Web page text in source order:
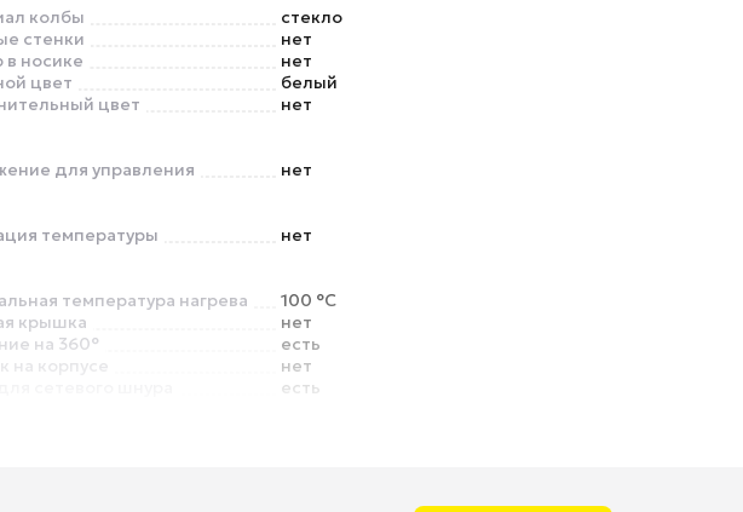
колбы
стекло
стенки
нет
в носике
нет
цвет
белый
цвет
нет
для управления
нет
температуры
нет
температура нагрева
100 °C
крышка
нет
на 360°
есть
на корпусе
нет
есть